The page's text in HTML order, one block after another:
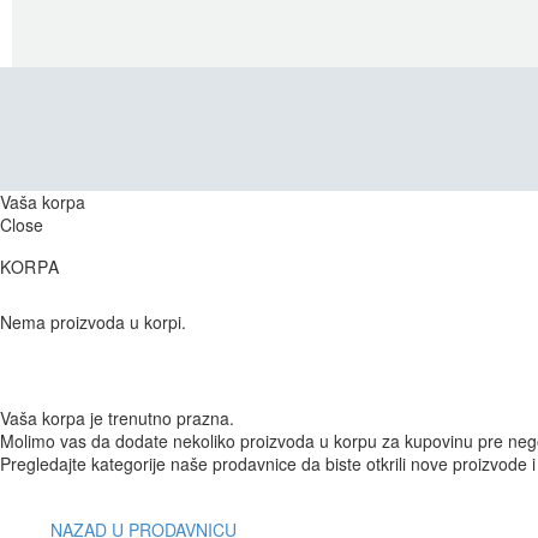
Vaša korpa
Close
KORPA
Nema proizvoda u korpi.
Vaša korpa je trenutno prazna.
Molimo vas da dodate nekoliko proizvoda u korpu za kupovinu pre
Pregledajte kategorije naše prodavnice da biste otkrili nove proizvode
NAZAD U PRODAVNICU